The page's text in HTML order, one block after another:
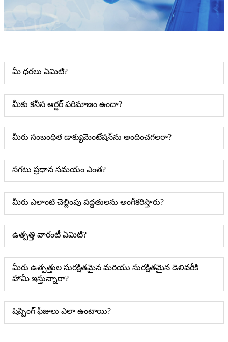
మీ ధరలు ఏమిటి?
మీకు కనీస ఆర్డర్ పరిమాణం ఉందా?
మీరు సంబంధిత డాక్యుమెంటేషన్‌ను అందించగలరా?
సగటు ప్రధాన సమయం ఎంత?
మీరు ఎలాంటి చెల్లింపు పద్ధతులను అంగీకరిస్తారు?
ఉత్పత్తి వారంటీ ఏమిటి?
మీరు ఉత్పత్తుల సురక్షితమైన మరియు సురక్షితమైన డెలివరీకి
హామీ ఇస్తున్నారా?
షిప్పింగ్ ఫీజులు ఎలా ఉంటాయి?